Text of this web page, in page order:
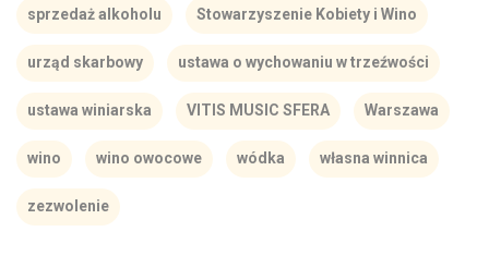
sprzedaż alkoholu Stowarzyszenie Kobiety i Wino
urząd skarbowy ustawa o wychowaniu w trzeźwości
ustawa winiarska VITIS MUSIC SFERA Warszawa
wino wino owocowe wódka własna winnica
zezwolenie